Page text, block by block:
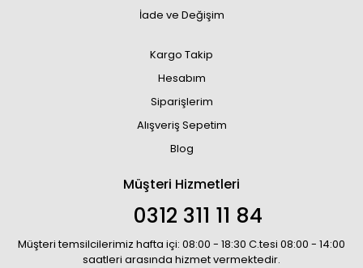
İade ve Değişim
Kargo Takip
Hesabım
Siparişlerim
Alışveriş Sepetim
Blog
Müşteri Hizmetleri
0312 311 11 84
Müşteri temsilcilerimiz hafta içi: 08:00 - 18:30 C.tesi 08:00 - 14:00
saatleri arasında hizmet vermektedir.